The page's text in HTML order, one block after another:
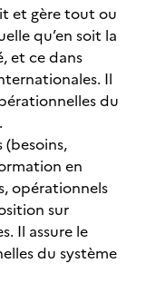
et gère tout ou
qu’en soit la
et ce dans
Il
du
(besoins,
en
opérationnels
sur
Il assure le
du système